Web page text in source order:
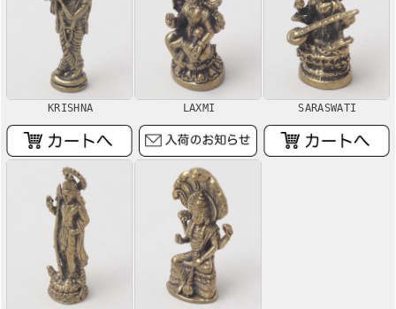
KRISHNA LAXMI SARASWATI